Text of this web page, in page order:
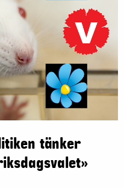
tänker